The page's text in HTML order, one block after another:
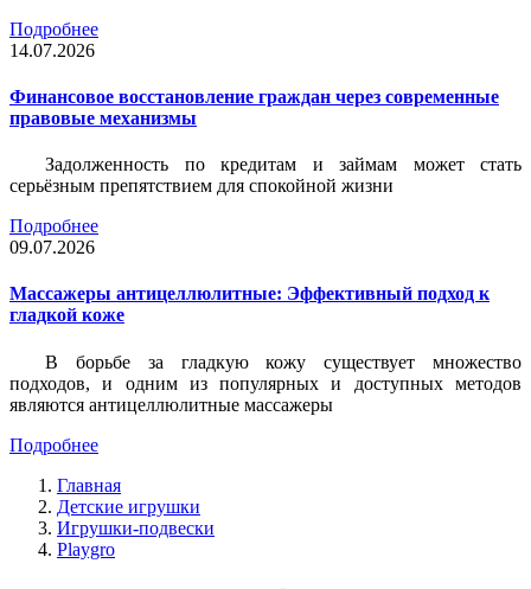
Подробнее
14.07.2026
Финансовое восстановление граждан через современные
правовые механизмы
Задолженность по кредитам и займам может стать
серьёзным препятствием для спокойной жизни
Подробнее
09.07.2026
Массажеры антицеллюлитные: Эффективный подход к
гладкой коже
В борьбе за гладкую кожу существует множество
подходов, и одним из популярных и доступных методов
являются антицеллюлитные массажеры
Подробнее
Главная
Детские игрушки
Игрушки-подвески
Playgro